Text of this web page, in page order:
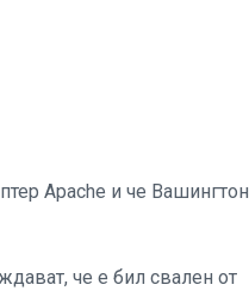
Apache и че Вашингтон
че е бил свален от